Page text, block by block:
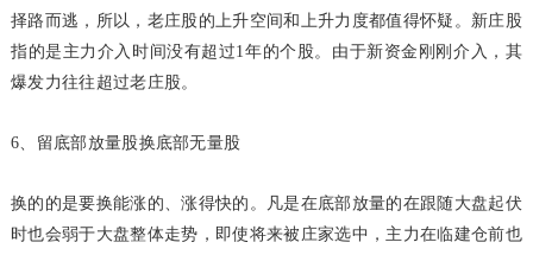
择路而逃，所以，老庄股的上升空间和上升力度都值得怀疑。新庄股
指的是主力介入时间没有超过1年的个股。由于新资金刚刚介入，其
爆发力往往超过老庄股。
6、留底部放量股换底部无量股
换的的是要换能涨的、涨得快的。凡是在底部放量的在跟随大盘起伏
时也会弱于大盘整体走势，即使将来被庄家选中，主力在临建仓前也